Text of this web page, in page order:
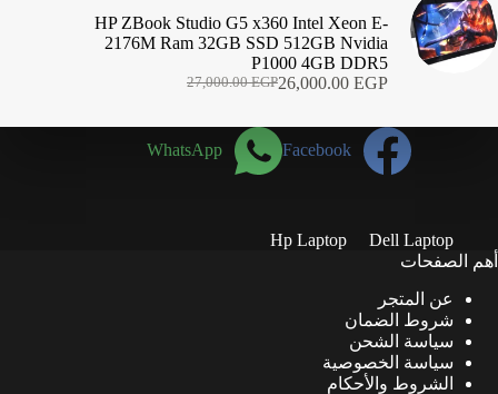
HP ZBook Studio G5 x360 Intel Xeon E-
2176M Ram 32GB SSD 512GB Nvidia
P1000 4GB DDR5
27,000.00EGP
السعر
هو:
27,000.00 EGP.
26,000.00 EGP
السعر
هو:
26,000.00 EGP.Facebook
WhatsApp
Dell Laptop
Hp Laptop
أهم الصفحات
عن المتجر
شروط الضمان
سياسة الشحن
سياسة الخصوصية
الشروط والأحكام